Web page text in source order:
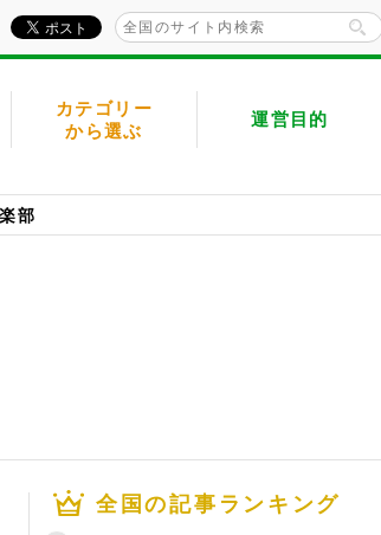
カテゴリー
から選ぶ
運営目的
部
全国の記事ランキング